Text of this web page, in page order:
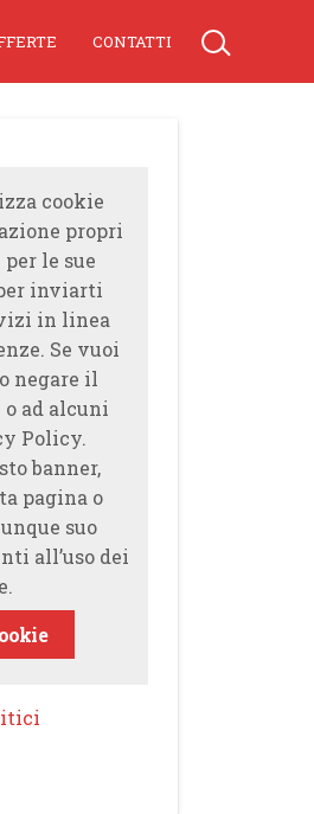
CONTATTI
cookie
propri
le sue
inviarti
in linea
Se vuoi
negare il
ad alcuni
Policy.
banner,
pagina o
suo
all’uso dei